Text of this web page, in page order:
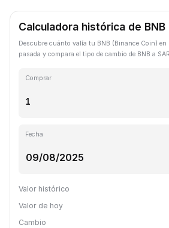
Calculadora histórica de BNB
Descubre cuánto valía tu BNB (Binance Coin) en
pasada y compara el tipo de cambio de BNB a
Comprar
Fecha
Valor histórico
Valor de hoy
Cambio